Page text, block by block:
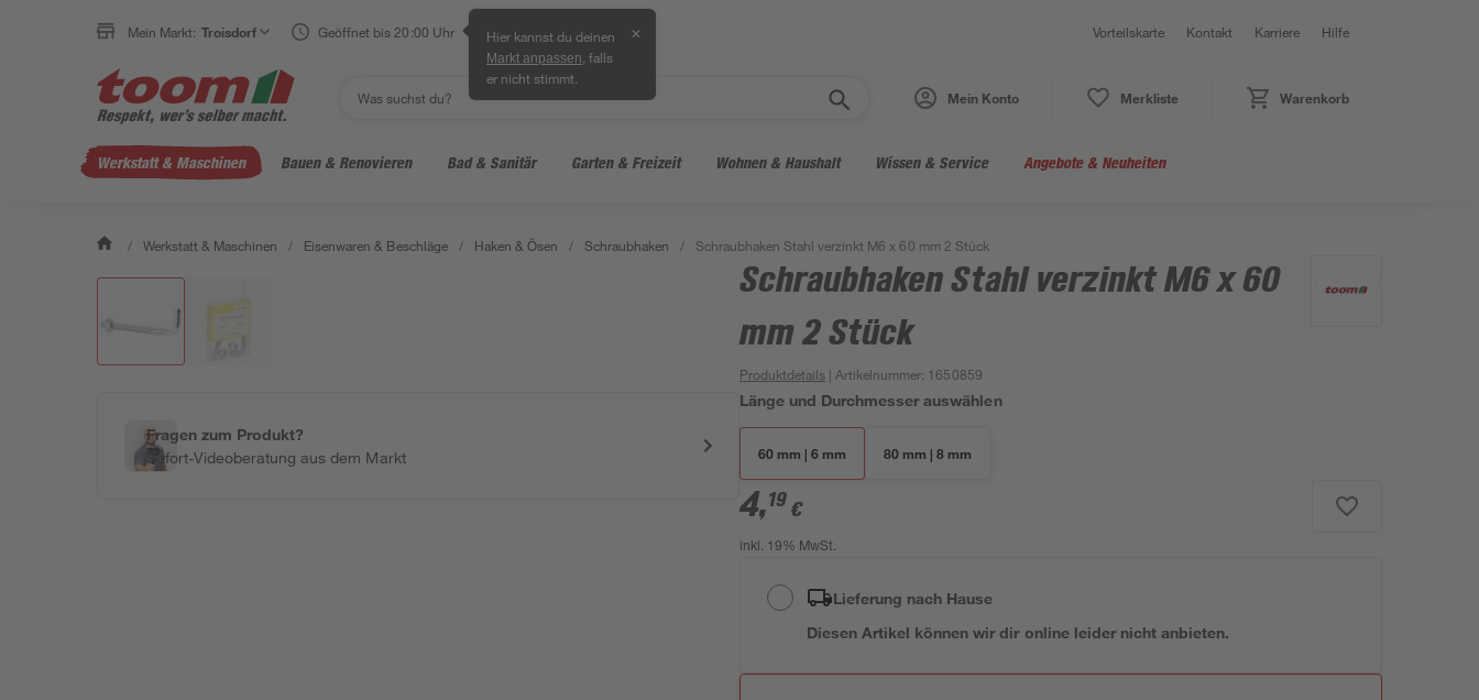
Mein Markt: Troisdorf Geöffnet bis 20:00 Uhr Hier kannst du deinen
Markt anpassen , falls
er nicht stimmt.
✕ Vorteilskarte Kontakt Karriere Hilfe
Mein Konto Merkliste Warenkorb
Werkstatt & Maschinen Bauen & Renovieren Bad & Sanitär Garten & Freizeit Wohnen & Haushalt Wissen & Service Angebote & Neuheiten
/ Werkstatt & Maschinen / Eisenwaren & Beschläge / Haken & Ösen / Schraubhaken / Schraubhaken Stahl verzinkt M6 x 60 mm 2 Stück
Fragen zum Produkt?
Sofort-Videoberatung aus dem Markt
Schraubhaken Stahl verzinkt M6 x 60
mm 2 Stück
Produktdetails | Artikelnummer: 1650859
Länge und Durchmesser auswählen
60 mm | 6 mm 80 mm | 8 mm
4,19 €
inkl. 19% MwSt.
Lieferung nach Hause
Diesen Artikel können wir dir online leider nicht anbieten.